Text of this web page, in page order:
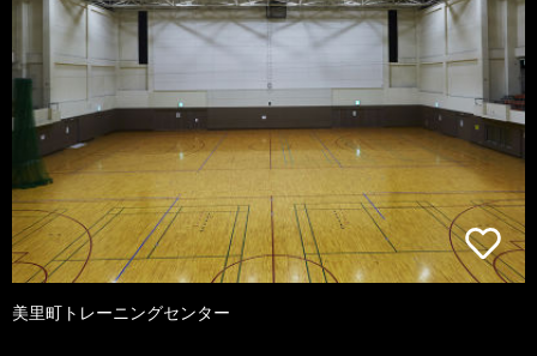
美里町トレーニングセンター